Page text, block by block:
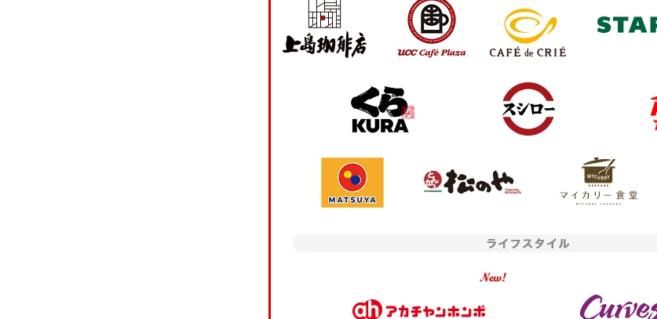
お申し込みフォームへ
二次元
＞ ご利用にあたって
※二次元コードを読み込むとアプリストアが開きます。